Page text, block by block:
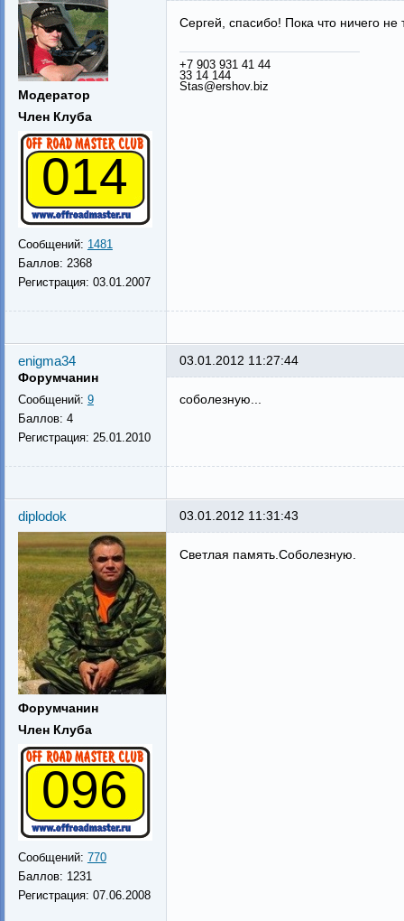
Модератор
Член Клуба
014
Сообщений: 1481
Баллов: 2368
Регистрация: 03.01.2007
Сергей, спасибо! Пока что ничего не
+7 903 931 41 44
33 14 144
Stas@ershov.biz
enigma34
Форумчанин
Сообщений: 9
Баллов: 4
Регистрация: 25.01.2010
03.01.2012 11:27:44
соболезную...
diplodok
Форумчанин
Член Клуба
096
Сообщений: 770
Баллов: 1231
Регистрация: 07.06.2008
03.01.2012 11:31:43
Светлая память.Соболезную.